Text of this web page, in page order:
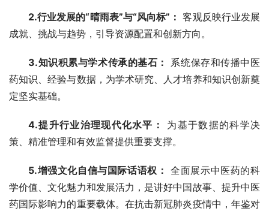
2.行业发展的“晴雨表”与“风向标”： 客观反映行业发展
成就、挑战与趋势，引导资源配置和创新方向。
3.知识积累与学术传承的基石：
系统保存和传播中医
药知识、经验与数据，为学术研究、人才培养和知识创新奠
定坚实基础。
4.提升行业治理现代化水平：
为基于数据的科学决
策、精准管理和有效监督提供重要支撑。
5.增强文化自信与国际话语权： 全面展示中医药的科
学价值、文化魅力和发展活力，是讲好中国故事、提升中医
药国际影响力的重要载体。在抗击新冠肺炎疫情中，年鉴对